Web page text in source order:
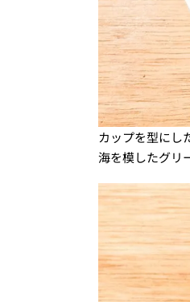
カップを型にし
海を模したグリ